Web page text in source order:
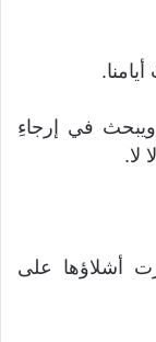
في إرجاءِ
لا.
أشلاؤها على